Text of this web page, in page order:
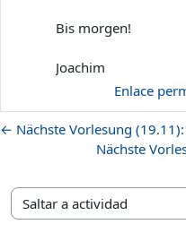
Bis morgen!
Joachim
Enlace
← Nächste Vorlesung
Nächste
Saltar a actividad